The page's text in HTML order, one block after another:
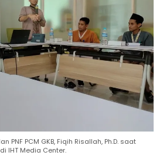
PNF PCM GKB, Fiqih Risallah, Ph.D. saat
IHT Media Center.